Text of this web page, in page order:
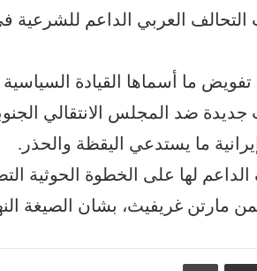
التحالف العربي الداعم
ما أسماها القيادة السياسية
جديدة ضد المجلس الانتقالي
ما يستدعي اليقظة والحذر.
لها على الخطوة الحوثية
مارتن غريفيث، بشان الصيغة